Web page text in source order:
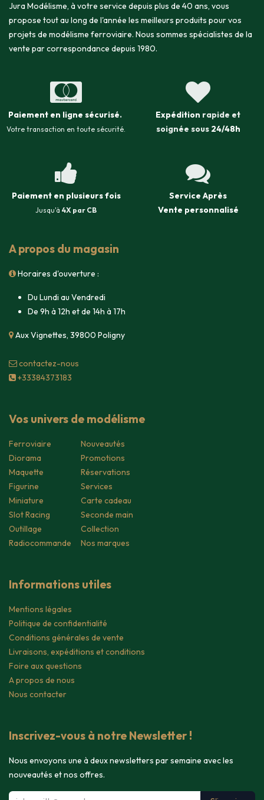
Jura Modélisme, à votre service depuis plus de 40 ans, vous
propose tout au long de l'année les meilleurs produits pour vos
projets de modélisme ferroviaire. Nous sommes spécialistes de la
vente par correspondance depuis 1980.
Paiement en ligne sécurisé.
Votre transaction en toute sécurité.
Expédition rapide et
soignée sous 24/48h
Paiement en plusieurs fois
Jusqu'à 4X par CB
Service Après
Vente personnalisé
A propos du magasin
Horaires d'ouverture :
Du Lundi au Vendredi
De 9h à 12h et de 14h à 17h
Aux Vignettes, 39800 Poligny
contacte​z-nous
+33384373183
Vos univers de modélisme
Ferroviaire
Diorama
Maquette
Figurine
Miniature
Slot Racing
Outillage
Radiocommande
Nouveautés
Promotions
Réservations
Services
Carte cadeau
Seconde main
Collection
Nos marques
Informations utiles
Mentions légales
Politique de confidentialité
Conditions générales de vente
Livraisons, expéditions et conditions
Foire aux questions
A propos de nous
Nous contacter
Inscrivez-vous à notre Newsletter !
Nous envoyons une à deux newsletters par semaine avec les
nouveautés et nos offres.